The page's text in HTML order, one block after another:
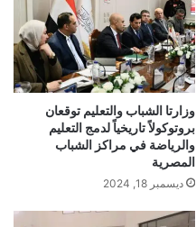
وزارتا الشباب والتعليم توقعان
بروتوكولاً تاريخياً لدمج التعليم
والرياضة في مراكز الشباب
المصرية
ديسمبر 18, 2024